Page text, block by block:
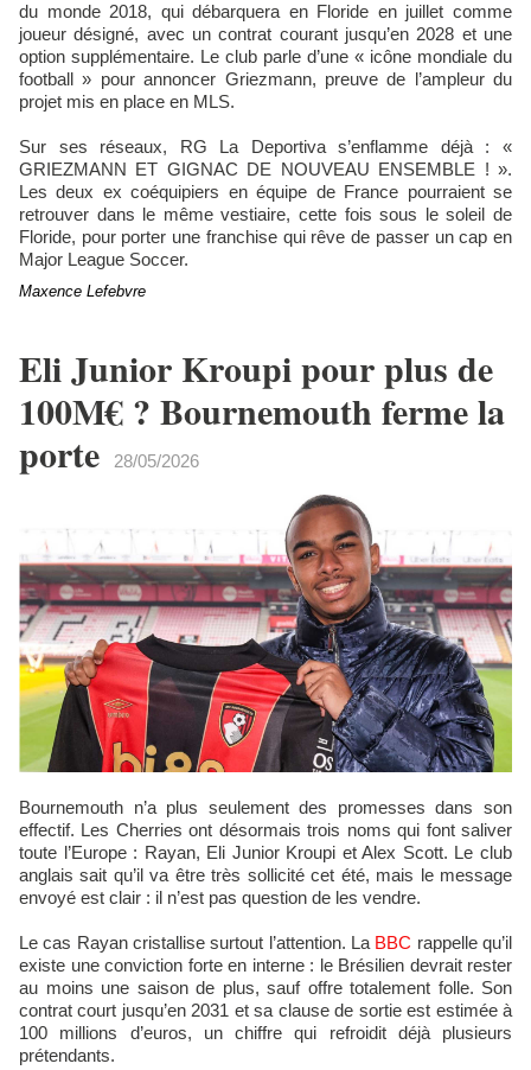
du monde 2018, qui débarquera en Floride en juillet comme
joueur désigné, avec un contrat courant jusqu’en 2028 et une
option supplémentaire. Le club parle d’une « icône mondiale du
football » pour annoncer Griezmann, preuve de l’ampleur du
projet mis en place en MLS.
Sur ses réseaux, RG La Deportiva s’enflamme déjà : «
GRIEZMANN ET GIGNAC DE NOUVEAU ENSEMBLE ! ».
Les deux ex coéquipiers en équipe de France pourraient se
retrouver dans le même vestiaire, cette fois sous le soleil de
Floride, pour porter une franchise qui rêve de passer un cap en
Major League Soccer.
Maxence Lefebvre
Eli Junior Kroupi pour plus de
100M€ ? Bournemouth ferme la
porte
28/05/2026
Bournemouth n’a plus seulement des promesses dans son
effectif. Les Cherries ont désormais trois noms qui font saliver
toute l’Europe : Rayan, Eli Junior Kroupi et Alex Scott. Le club
anglais sait qu’il va être très sollicité cet été, mais le message
envoyé est clair : il n’est pas question de les vendre.
Le cas Rayan cristallise surtout l’attention. La BBC rappelle qu’il
existe une conviction forte en interne : le Brésilien devrait rester
au moins une saison de plus, sauf offre totalement folle. Son
contrat court jusqu’en 2031 et sa clause de sortie est estimée à
100 millions d’euros, un chiffre qui refroidit déjà plusieurs
prétendants.